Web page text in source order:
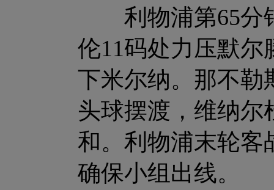
利物浦第65分
伦11码处力压默尔
下米尔纳。那不勒
头球摆渡，维纳尔
和。利物浦末轮客
确保小组出线。